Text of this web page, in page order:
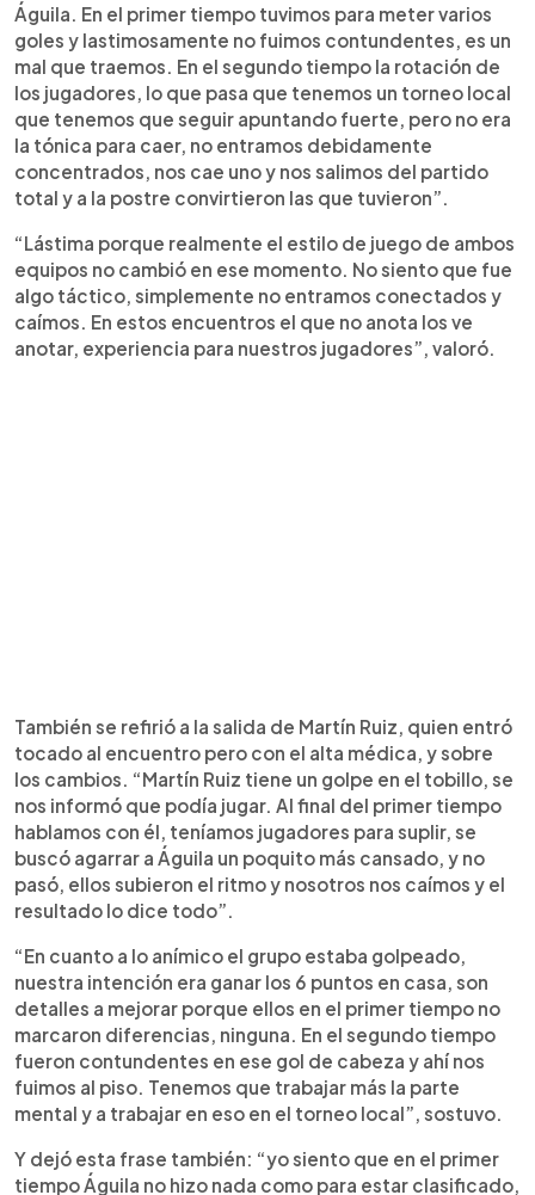
Águila. En el primer tiempo tuvimos para meter varios
goles y lastimosamente no fuimos contundentes, es un
mal que traemos. En el segundo tiempo la rotación de
los jugadores, lo que pasa que tenemos un torneo local
que tenemos que seguir apuntando fuerte, pero no era
la tónica para caer, no entramos debidamente
concentrados, nos cae uno y nos salimos del partido
total y a la postre convirtieron las que tuvieron”.
“Lástima porque realmente el estilo de juego de ambos
equipos no cambió en ese momento. No siento que fue
algo táctico, simplemente no entramos conectados y
caímos. En estos encuentros el que no anota los ve
anotar, experiencia para nuestros jugadores”, valoró.
También se refirió a la salida de Martín Ruiz, quien entró
tocado al encuentro pero con el alta médica, y sobre
los cambios. “Martín Ruiz tiene un golpe en el tobillo, se
nos informó que podía jugar. Al final del primer tiempo
hablamos con él, teníamos jugadores para suplir, se
buscó agarrar a Águila un poquito más cansado, y no
pasó, ellos subieron el ritmo y nosotros nos caímos y el
resultado lo dice todo”.
“En cuanto a lo anímico el grupo estaba golpeado,
nuestra intención era ganar los 6 puntos en casa, son
detalles a mejorar porque ellos en el primer tiempo no
marcaron diferencias, ninguna. En el segundo tiempo
fueron contundentes en ese gol de cabeza y ahí nos
fuimos al piso. Tenemos que trabajar más la parte
mental y a trabajar en eso en el torneo local”, sostuvo.
Y dejó esta frase también: “yo siento que en el primer
tiempo Águila no hizo nada como para estar clasificado,